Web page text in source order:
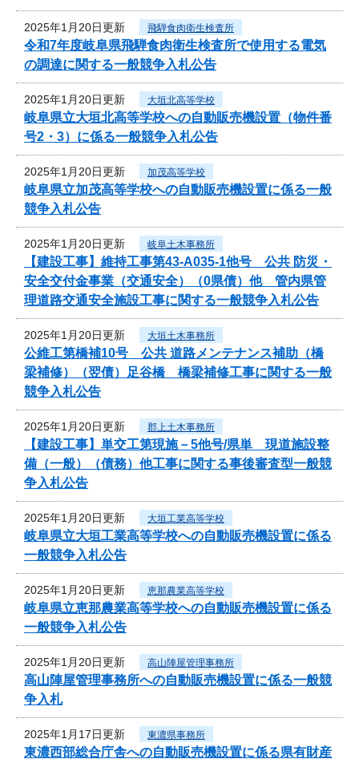
2025年1月20日更新 飛騨食肉衛生検査所
令和7年度岐阜県飛騨食肉衛生検査所で使用する電気
の調達に関する一般競争入札公告
2025年1月20日更新 大垣北高等学校
岐阜県立大垣北高等学校への自動販売機設置（物件番
号2・3）に係る一般競争入札公告
2025年1月20日更新 加茂高等学校
岐阜県立加茂高等学校への自動販売機設置に係る一般
競争入札公告
2025年1月20日更新 岐阜土木事務所
【建設工事】維持工事第43-A035-1他号 公共 防災・
安全交付金事業（交通安全）（0県債）他 管内県管
理道路交通安全施設工事に関する一般競争入札公告
2025年1月20日更新 大垣土木事務所
公維工第橋補10号 公共 道路メンテナンス補助（橋
梁補修）（翌債）足谷橋 橋梁補修工事に関する一般
競争入札公告
2025年1月20日更新 郡上土木事務所
【建設工事】単交工第現施－5他号/県単 現道施設整
備（一般）（債務）他工事に関する事後審査型一般競
争入札公告
2025年1月20日更新 大垣工業高等学校
岐阜県立大垣工業高等学校への自動販売機設置に係る
一般競争入札公告
2025年1月20日更新 恵那農業高等学校
岐阜県立恵那農業高等学校への自動販売機設置に係る
一般競争入札公告
2025年1月20日更新 高山陣屋管理事務所
高山陣屋管理事務所への自動販売機設置に係る一般競
争入札
2025年1月17日更新 東濃県事務所
東濃西部総合庁舎への自動販売機設置に係る県有財産